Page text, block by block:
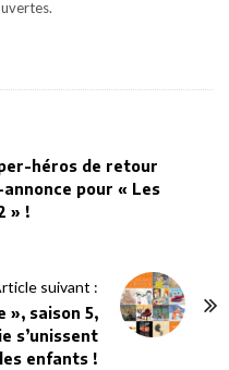
héros de retour
pour « Les
» !
suivant :
», saison 5,
s’unissent
enfants !